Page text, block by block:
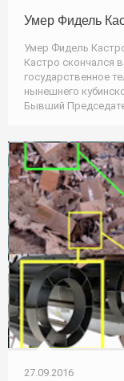
Умер Фидель
Умер Фидель
Кастро скончался
государственное
нынешнего
Бывший
27.09.2016